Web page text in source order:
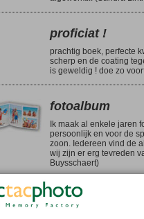
proficiat !
prachtig boek, perfecte
scherp en de coating
is geweldig ! doe zo
fotoalbum
Ik maak al enkele jaren
persoonlijk en voor de
zoon. Iedereen vind de
wij zijn er erg tevreden
Buysschaert)
fotoboek